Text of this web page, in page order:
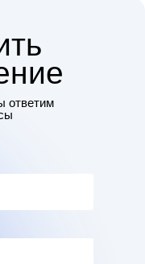
ответим